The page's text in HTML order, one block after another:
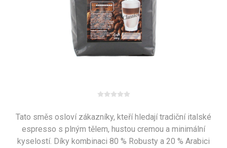
Tato směs osloví zákazníky, kteří hledají tradiční italské
espresso s plným tělem, hustou cremou a minimální
kyselostí. Díky kombinaci 80 % Robusty a 20 % Arabici